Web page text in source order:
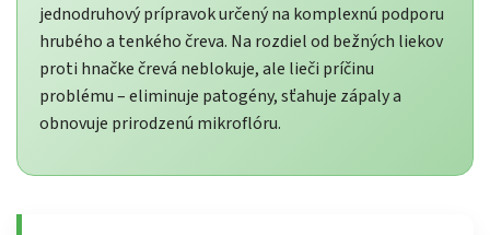
jednodruhový prípravok určený na komplexnú podporu
hrubého a tenkého čreva. Na rozdiel od bežných liekov
proti hnačke črevá neblokuje, ale lieči príčinu
problému – eliminuje patogény, sťahuje zápaly a
obnovuje prirodzenú mikroflóru.